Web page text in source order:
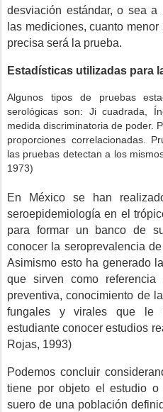
desviación estándar, o sea
las mediciones, cuanto
precisa será la prueba.
Estadísticas utilizadas para
Algunos tipos de pruebas
serológicas son: Ji cuadrada,
medida discriminatoria de poder.
proporciones correlacionadas.
las pruebas detectan a los
1973)
En México se han
seroepidemiología en el
para formar un banco de
conocer la seroprevalencia
Asimismo esto ha generado
que sirven como
preventiva, conocimiento de
fungales y virales que le
estudiante conocer estudios
Rojas, 1993)
Podemos concluir
tiene por objeto el estudio
suero de una población